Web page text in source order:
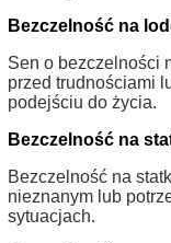
Bezczelność na
Sen o bezczelności
przed trudnościami
podejściu do życia.
Bezczelność na
Bezczelność na
nieznanym lub
sytuacjach.